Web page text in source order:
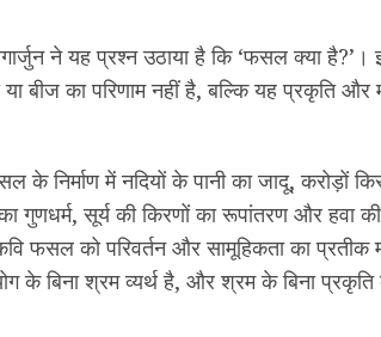
ने यह प्रश्न उठाया है कि ‘फसल क्या
बीज का परिणाम नहीं है, बल्कि यह प्रकृति
निर्माण में नदियों के पानी का जादू, करोड़ों
गुणधर्म, सूर्य की किरणों का रूपांतरण और हवा
फसल को परिवर्तन और सामूहिकता का
के बिना श्रम व्यर्थ है, और श्रम के बिना प्रकृति